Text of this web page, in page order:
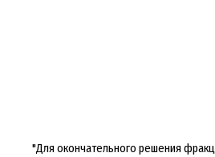
"Для окончательного решения